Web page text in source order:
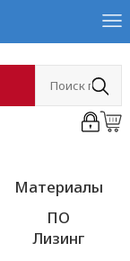
Материалы
ПО
Лизинг